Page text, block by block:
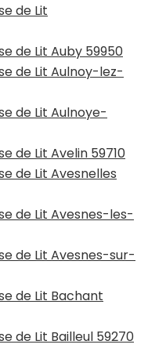
de Lit
de Lit Auby 59950
de Lit Aulnoy-lez-
de Lit Aulnoye-
de Lit Avelin 59710
de Lit Avesnelles
de Lit Avesnes-les-
de Lit Avesnes-sur-
de Lit Bachant
de Lit Bailleul 59270